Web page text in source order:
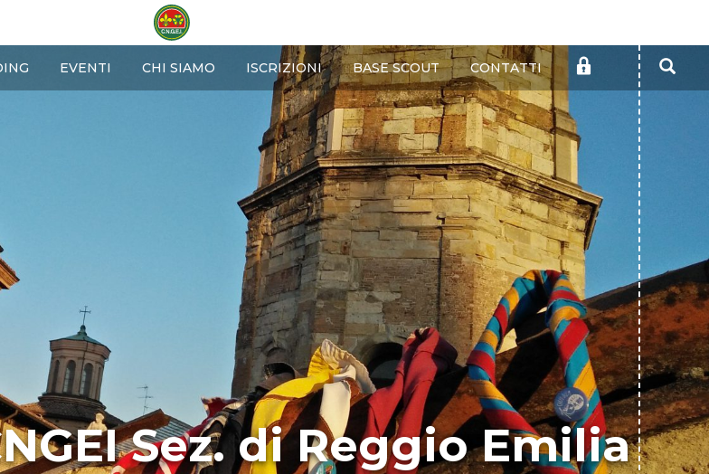
EVENTI CHI SIAMO ISCRIZIONI BASE SCOUT CONTATTI
AREA
RISERVATA
Sez. di Reggio Emilia